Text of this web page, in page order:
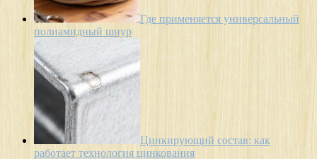
Где применяется универсальный
полиамидный шнур
Цинкирующий состав: как
работает технология цинкования